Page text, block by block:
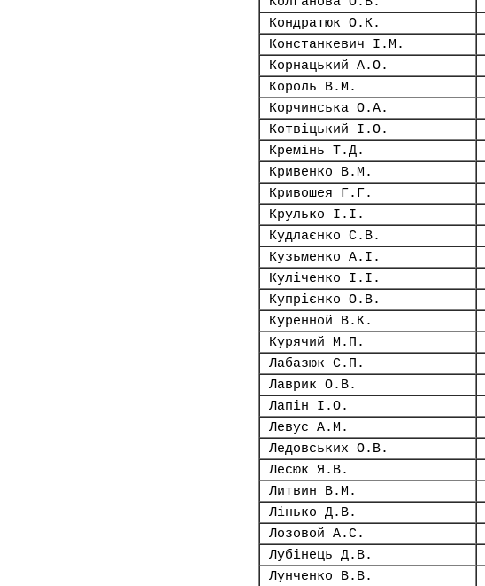
Кондратюк О.К.
Констанкевич І.М.
Корнацький А.О.
Король В.М.
Корчинська О.А.
Котвіцький І.О.
Кремінь Т.Д.
Кривенко В.М.
Кривошея Г.Г.
Крулько І.І.
Кудлаєнко С.В.
Кузьменко А.І.
Куліченко І.І.
Купрієнко О.В.
Куренной В.К.
Курячий М.П.
Лабазюк С.П.
Лаврик О.В.
Лапін І.О.
Левус А.М.
Ледовських О.В.
Лесюк Я.В.
Литвин В.М.
Лінько Д.В.
Лозовой А.С.
Лубінець Д.В.
Лунченко В.В.